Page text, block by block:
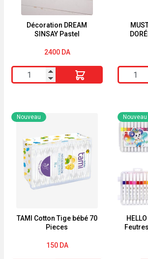
Décoration DREAM
SINSAY Pastel
2400 DA
quantité
de
DREAM
SINSAY
Pastel
quantité
de
DORÉE
BÉBÉ
ENFANT
TAMI Cotton Tige bébé 70
Pieces
Nouveau
150 DA
Nouveau